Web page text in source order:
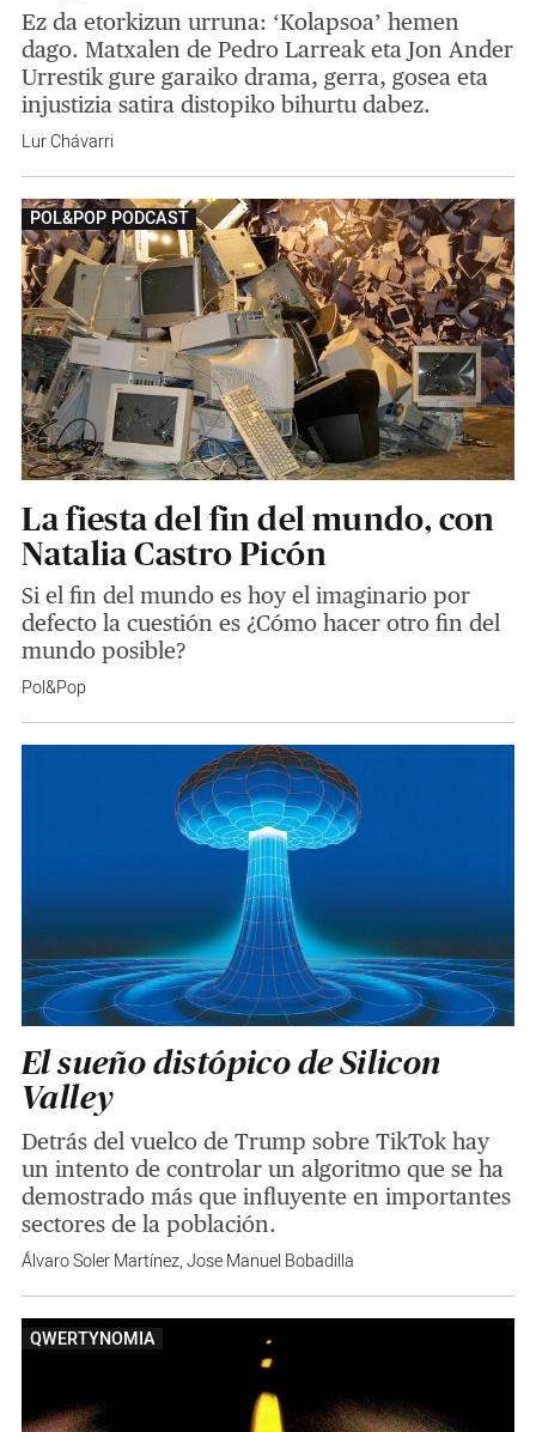
Ez da etorkizun urruna: ‘Kolapsoa’ hemen
dago. Matxalen de Pedro Larreak eta Jon Ander
Urrestik gure garaiko drama, gerra, gosea eta
injustizia satira distopiko bihurtu dabez.
Lur Chávarri
POL&POP PODCAST
La fiesta del fin del mundo, con
Natalia Castro Picón
Si el fin del mundo es hoy el imaginario por
defecto la cuestión es ¿Cómo hacer otro fin del
mundo posible?
Pol&Pop
El sueño distópico de Silicon
Valley
Detrás del vuelco de Trump sobre TikTok hay
un intento de controlar un algoritmo que se ha
demostrado más que influyente en importantes
sectores de la población.
Álvaro Soler Martínez,Jose Manuel Bobadilla
QWERTYNOMIA